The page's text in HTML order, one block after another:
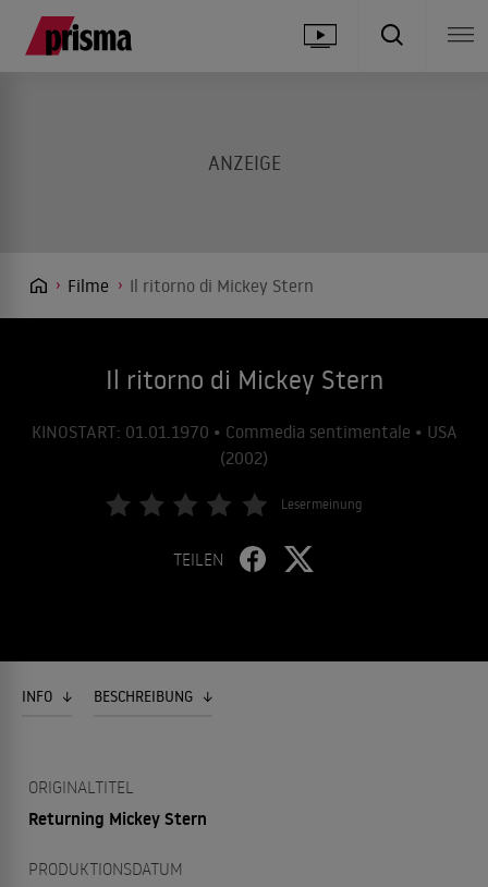
Filme Il ritorno di Mickey Stern
Il ritorno di Mickey Stern
KINOSTART: 01.01.1970 • Commedia sentimentale • USA
(2002)
Lesermeinung
TEILEN
INFO BESCHREIBUNG
ORIGINALTITEL
Returning Mickey Stern
PRODUKTIONSDATUM